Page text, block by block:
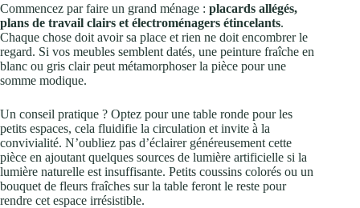
Commencez par faire un grand ménage : placards allégés,
plans de travail clairs et électroménagers étincelants.
Chaque chose doit avoir sa place et rien ne doit encombrer le
regard. Si vos meubles semblent datés, une peinture fraîche en
blanc ou gris clair peut métamorphoser la pièce pour une
somme modique.
Un conseil pratique ? Optez pour une table ronde pour les
petits espaces, cela fluidifie la circulation et invite à la
convivialité. N’oubliez pas d’éclairer généreusement cette
pièce en ajoutant quelques sources de lumière artificielle si la
lumière naturelle est insuffisante. Petits coussins colorés ou un
bouquet de fleurs fraîches sur la table feront le reste pour
rendre cet espace irrésistible.